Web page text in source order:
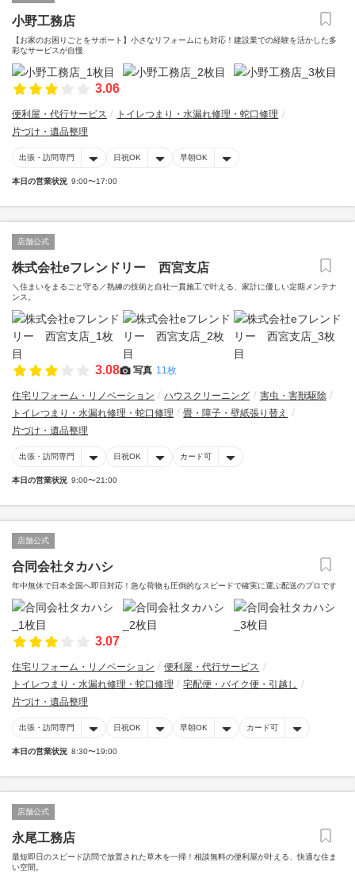
小野工務店
【お家のお困りごとをサポート】小さなリフォームにも対応！建設業での経験を活かした多
彩なサービスが自慢
3.06
便利屋・代行サービス
トイレつまり・水漏れ修理・蛇口修理
片づけ・遺品整理
出張・訪問専門 日祝OK 早朝OK
本日の営業状況 9:00〜17:00
店舗公式
株式会社eフレンドリー 西宮支店
＼住まいをまるごと守る／熟練の技術と自社一貫施工で叶える、家計に優しい定期メンテナ
ンス。
3.08 写真 11枚
住宅リフォーム・リノベーション ハウスクリーニング
害虫・害獣駆除
トイレつまり・水漏れ修理・蛇口修理
畳・障子・壁紙張り替え
片づけ・遺品整理
出張・訪問専門 日祝OK カード可
本日の営業状況 9:00〜21:00
店舗公式
合同会社タカハシ
年中無休で日本全国へ即日対応！急な荷物も圧倒的なスピードで確実に運ぶ配送のプロです
3.07
住宅リフォーム・リノベーション
便利屋・代行サービス
トイレつまり・水漏れ修理・蛇口修理
宅配便・バイク便・引越し
片づけ・遺品整理
出張・訪問専門 日祝OK 早朝OK カード可
本日の営業状況 8:30〜19:00
店舗公式
永尾工務店
最短即日のスピード訪問で放置された草木を一掃！相談無料の便利屋が叶える、快適な住ま
い空間。